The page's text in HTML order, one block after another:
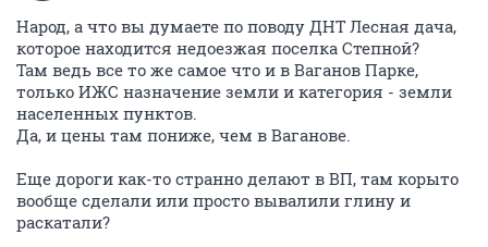
Народ, а что вы думаете по поводу ДНТ Лесная дача,
которое находится недоезжая поселка Степной?
Там ведь все то же самое что и в Ваганов Парке,
только ИЖС назначение земли и категория - земли
населенных пунктов.
Да, и цены там пониже, чем в Ваганове.
Еще дороги как-то странно делают в ВП, там корыто
вообще сделали или просто вывалили глину и
раскатали?